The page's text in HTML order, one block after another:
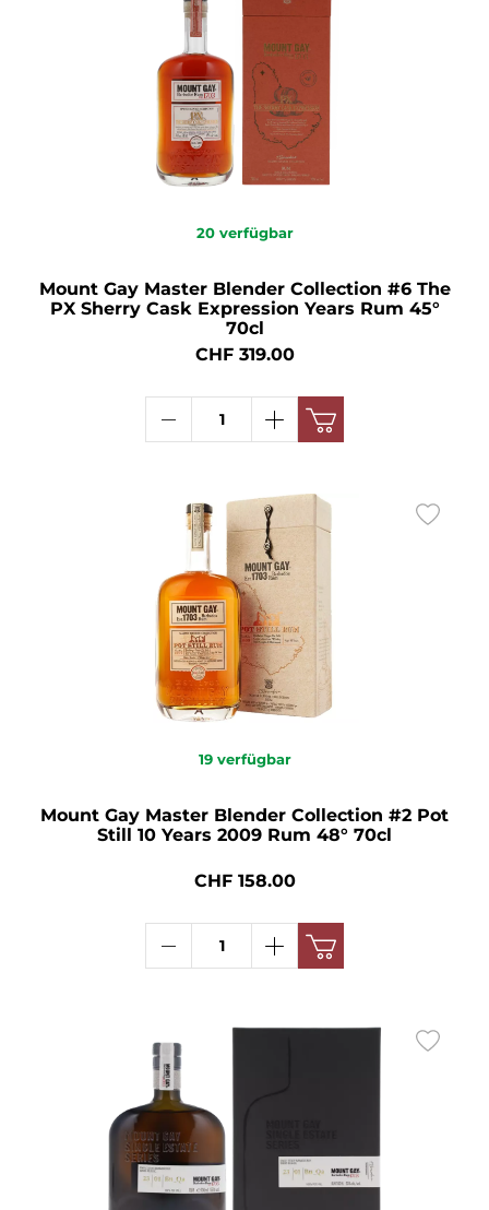
20 verfügbar
Mount Gay Master Blender Collection #6 The
PX Sherry Cask Expression Years Rum 45°
70cl
CHF 319.00
19 verfügbar
Mount Gay Master Blender Collection #2 Pot
Still 10 Years 2009 Rum 48° 70cl
CHF 158.00